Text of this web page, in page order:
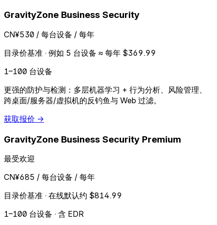
GravityZone Business Security
CN¥530 / 每台设备 / 每年
目录价基准 · 例如 5 台设备 ≈ 每年 $369.99
1–100 台设备
更强的防护与检测：多层机器学习 + 行为分析、风险管理、
跨桌面/服务器/虚拟机的反钓鱼与 Web 过滤。
获取报价 →
GravityZone Business Security Premium
最受欢迎
CN¥685 / 每台设备 / 每年
目录价基准 · 在线默认约 $814.99
1–100 台设备 · 含 EDR